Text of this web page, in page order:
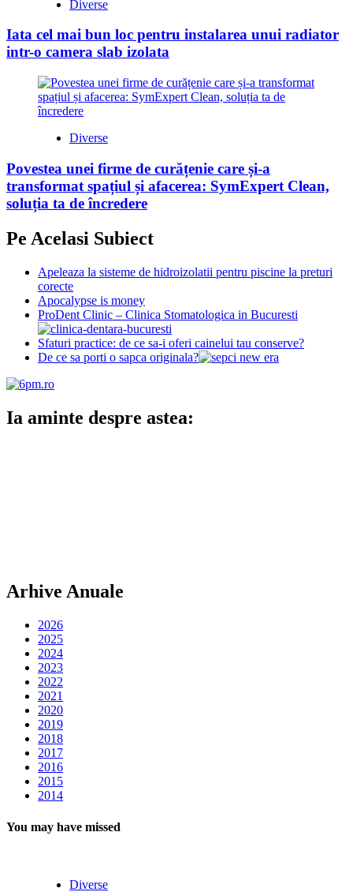
Diverse
Iata cel mai bun loc pentru instalarea unui radiator
intr-o camera slab izolata
Diverse
Povestea unei firme de curățenie care și-a
transformat spațiul și afacerea: SymExpert Clean,
soluția ta de încredere
Pe Acelasi Subiect
Apeleaza la sisteme de hidroizolatii pentru piscine la preturi
corecte
Apocalypse is money
ProDent Clinic – Clinica Stomatologica in Bucuresti
Sfaturi practice: de ce sa-i oferi cainelui tau conserve?
De ce sa porti o sapca originala?
Ia aminte despre astea:
Arhive Anuale
2026
2025
2024
2023
2022
2021
2020
2019
2018
2017
2016
2015
2014
You may have missed
Diverse